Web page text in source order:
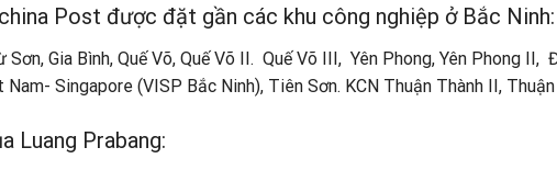
Post được đặt gần các khu công nghiệp ở Bắc Ninh:
Sơn, Gia Bình, Quế Võ, Quế Võ II. Quế Võ III, Yên Phong, Yên Phong II,
Singapore (VISP Bắc Ninh), Tiên Sơn. KCN Thuận Thành II,
Luang Prabang: